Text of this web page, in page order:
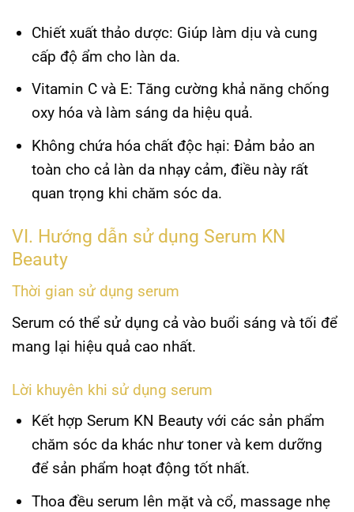
Chiết xuất thảo dược: Giúp làm dịu và cung
cấp độ ẩm cho làn da.
Vitamin C và E: Tăng cường khả năng chống
oxy hóa và làm sáng da hiệu quả.
Không chứa hóa chất độc hại: Đảm bảo an
toàn cho cả làn da nhạy cảm, điều này rất
quan trọng khi chăm sóc da.
VI. Hướng dẫn sử dụng Serum KN
Beauty
Thời gian sử dụng serum
Serum có thể sử dụng cả vào buổi sáng và tối để
mang lại hiệu quả cao nhất.
Lời khuyên khi sử dụng serum
Kết hợp Serum KN Beauty với các sản phẩm
chăm sóc da khác như toner và kem dưỡng
để sản phẩm hoạt động tốt nhất.
Thoa đều serum lên mặt và cổ, massage nhẹ